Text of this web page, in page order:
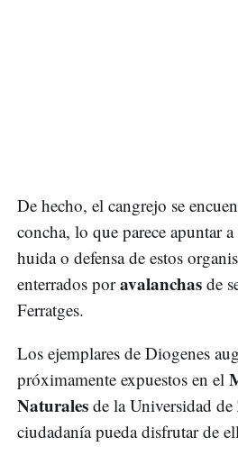
De hecho, el cangrejo se
concha, lo que parece apuntar
huida o defensa de estos
enterrados poravalanchas de
Ferratges.
Los ejemplares de Diogenes
próximamente expuestos en el
Naturales de la Universidad
ciudadanía pueda disfrutar de